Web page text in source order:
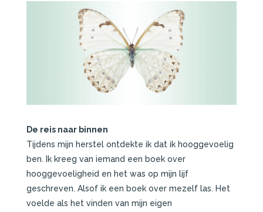
De reis naar binnen
Tijdens mijn herstel ontdekte ik dat ik hooggevoelig
ben. Ik kreeg van iemand een boek over
hooggevoeligheid en het was op mijn lijf
geschreven. Alsof ik een boek over mezelf las. Het
voelde als het vinden van mijn eigen